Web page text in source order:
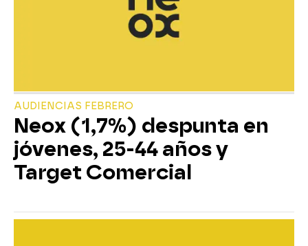
AUDIENCIAS FEBRERO
Neox (1,7%) despunta en
jóvenes, 25-44 años y
Target Comercial